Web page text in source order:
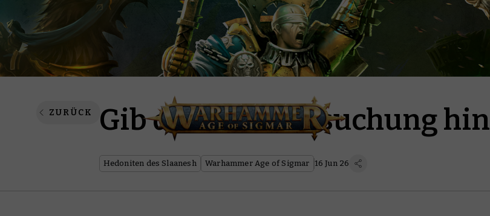
ZURÜCK Gib dich der Versuchung hin
Hedoniten des Slaanesh Warhammer Age of Sigmar 16 Jun 26